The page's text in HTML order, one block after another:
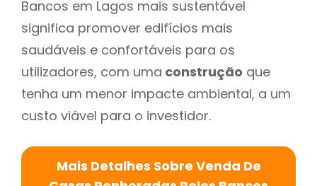
Bancos em Lagos mais sustentável
significa promover edifícios mais
saudáveis e confortáveis para os
utilizadores, com uma construção que
tenha um menor impacte ambiental, a um
custo viável para o investidor.
Mais Detalhes Sobre Venda De